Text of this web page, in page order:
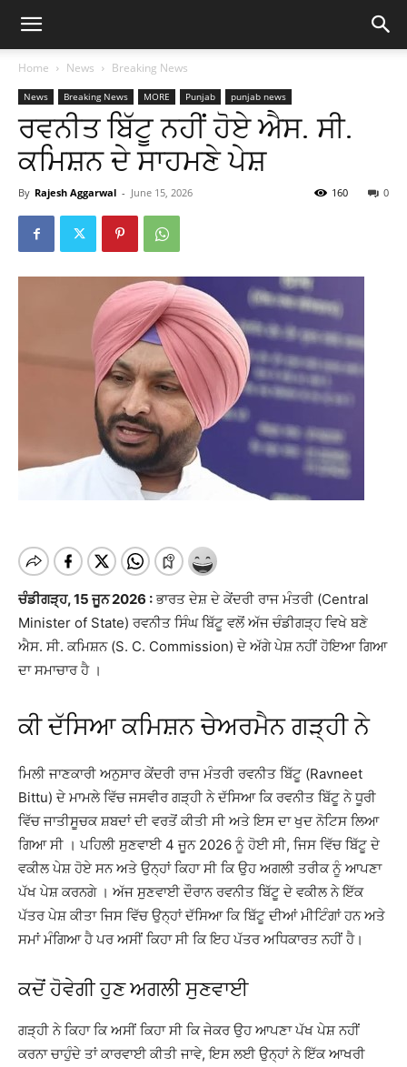
Home News Breaking News
News Breaking News MORE Punjab punjab news
ਰਵਨੀਤ ਬਿੱਟੂ ਨਹੀਂ ਹੋਏ ਐਸ. ਸੀ.
ਕਮਿਸ਼ਨ ਦੇ ਸਾਹਮਣੇ ਪੇਸ਼
By Rajesh Aggarwal - June 15, 2026 0
160
ਚੰਡੀਗੜ੍ਹ, 15 ਜੂਨ 2026 : ਭਾਰਤ ਦੇਸ਼ ਦੇ ਕੇਂਦਰੀ ਰਾਜ ਮੰਤਰੀ (Central
Minister of State) ਰਵਨੀਤ ਸਿੰਘ ਬਿੱਟੂ ਵਲੋਂ ਅੱਜ ਚੰਡੀਗੜ੍ਹ ਵਿਖੇ ਬਣੇ
ਐਸ. ਸੀ. ਕਮਿਸ਼ਨ (S. C. Commission) ਦੇ ਅੱਗੇ ਪੇਸ਼ ਨਹੀਂ ਹੋਇਆ ਗਿਆ
ਦਾ ਸਮਾਚਾਰ ਹੈ ।
ਕੀ ਦੱਸਿਆ ਕਮਿਸ਼ਨ ਚੇਅਰਮੈਨ ਗੜ੍ਹੀ ਨੇ
ਮਿਲੀ ਜਾਣਕਾਰੀ ਅਨੁਸਾਰ ਕੇਂਦਰੀ ਰਾਜ ਮੰਤਰੀ ਰਵਨੀਤ ਬਿੱਟੂ (Ravneet
Bittu) ਦੇ ਮਾਮਲੇ ਵਿੱਚ ਜਸਵੀਰ ਗੜ੍ਹੀ ਨੇ ਦੱਸਿਆ ਕਿ ਰਵਨੀਤ ਬਿੱਟੂ ਨੇ ਧੂਰੀ
ਵਿੱਚ ਜਾਤੀਸੂਚਕ ਸ਼ਬਦਾਂ ਦੀ ਵਰਤੋਂ ਕੀਤੀ ਸੀ ਅਤੇ ਇਸ ਦਾ ਖੁਦ ਨੋਟਿਸ ਲਿਆ
ਗਿਆ ਸੀ । ਪਹਿਲੀ ਸੁਣਵਾਈ 4 ਜੂਨ 2026 ਨੂੰ ਹੋਈ ਸੀ, ਜਿਸ ਵਿੱਚ ਬਿੱਟੂ ਦੇ
ਵਕੀਲ ਪੇਸ਼ ਹੋਏ ਸਨ ਅਤੇ ਉਨ੍ਹਾਂ ਕਿਹਾ ਸੀ ਕਿ ਉਹ ਅਗਲੀ ਤਰੀਕ ਨੂੰ ਆਪਣਾ
ਪੱਖ ਪੇਸ਼ ਕਰਨਗੇ । ਅੱਜ ਸੁਣਵਾਈ ਦੌਰਾਨ ਰਵਨੀਤ ਬਿੱਟੂ ਦੇ ਵਕੀਲ ਨੇ ਇੱਕ
ਪੱਤਰ ਪੇਸ਼ ਕੀਤਾ ਜਿਸ ਵਿੱਚ ਉਨ੍ਹਾਂ ਦੱਸਿਆ ਕਿ ਬਿੱਟੂ ਦੀਆਂ ਮੀਟਿੰਗਾਂ ਹਨ ਅਤੇ
ਸਮਾਂ ਮੰਗਿਆ ਹੈ ਪਰ ਅਸੀਂ ਕਿਹਾ ਸੀ ਕਿ ਇਹ ਪੱਤਰ ਅਧਿਕਾਰਤ ਨਹੀਂ ਹੈ।
ਕਦੋਂ ਹੋਵੇਗੀ ਹੁਣ ਅਗਲੀ ਸੁਣਵਾਈ
ਗੜ੍ਹੀ ਨੇ ਕਿਹਾ ਕਿ ਅਸੀਂ ਕਿਹਾ ਸੀ ਕਿ ਜੇਕਰ ਉਹ ਆਪਣਾ ਪੱਖ ਪੇਸ਼ ਨਹੀਂ
ਕਰਨਾ ਚਾਹੁੰਦੇ ਤਾਂ ਕਾਰਵਾਈ ਕੀਤੀ ਜਾਵੇ, ਇਸ ਲਈ ਉਨ੍ਹਾਂ ਨੇ ਇੱਕ ਆਖਰੀ